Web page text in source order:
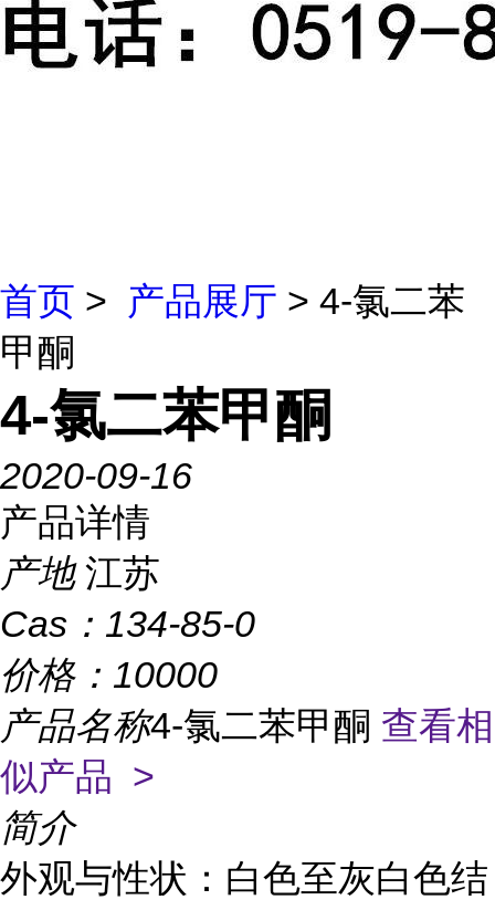
首页 > 产品展厅 > 4-氯二苯
甲酮
4-氯二苯甲酮
2020-09-16
产品详情
产地 江苏
Cas： 134-85-0
价格： 10000
产品名称4-氯二苯甲酮 查看相
似产品 >
简介
外观与性状：白色至灰白色结